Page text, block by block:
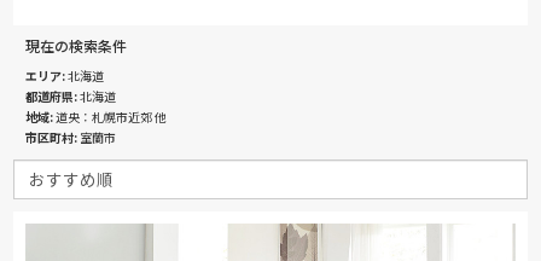
現在の検索条件
エリア 北海道
都道府県 北海道
地域 道央：札幌市近郊 他
市区町村 室蘭市